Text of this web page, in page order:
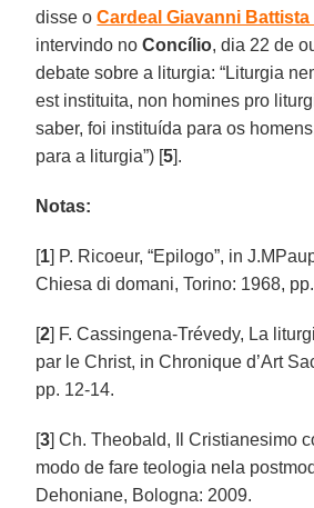
disse oCardeal Giavanni
intervindo noConcílio, dia 22 de
debate sobre a liturgia: “Liturgia
est instituita, non homines pro
saber, foi instituída para os
para a liturgia”) [5].
Notas:
[1] P. Ricoeur, “Epilogo”, in
Chiesa di domani, Torino: 1968,
[2] F. Cassingena-Trévedy, La
par le Christ, in Chronique d’Art
pp. 12-14.
[3] Ch. Theobald, Il Cristianesimo
modo de fare teologia nela
Dehoniane, Bologna: 2009.